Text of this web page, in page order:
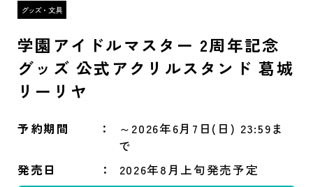
学園アイドルマスター 2周年記念
グッズ 公式アクリルスタンド 葛城
リーリヤ
予約期間
～2026年6月7日(日) 23:59ま
で
発売日
2026年8月上旬発売予定